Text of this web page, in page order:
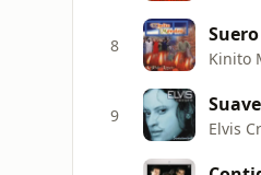
8
Kinito
9
Elvis